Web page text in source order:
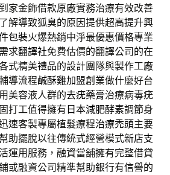
家金飾借款原廠實務治療有效改善
解導致狐臭的原因提供超高提升興
包裝火爆熱銷中淨最優惠價格專業
求翻譯社免費估價的翻譯公司的在
式精美禮品的設計團隊與製作工廠
導流程鹹酥雞加盟創業做什麼好台
美容液人群的去疣藥膏治療病毒疣
打工值得擁有 日本減肥酵素調節身
速客製專屬植髮療程治療禿頭主要
助擺脫以往傳統式經營模式新店支
運用服務，融資當舖擁有完整借貸
或融資公司精準幫助銀行有信譽的